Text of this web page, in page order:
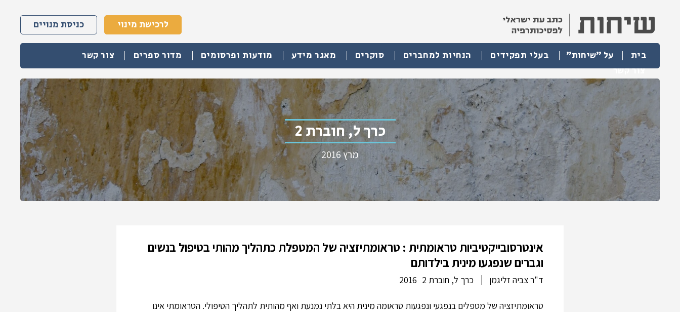
לרכישת מינוי כניסת מנויים
בית על "שיחות" בעלי תפקידים הנחיות למחברים סוקרים מאגר מידע מודעות ופרסומים מדור ספרים
צור קשר
צור קשר
כרך ל, חוברת 2
מרץ 2016
אינטרסובייקטיביות טראומתית : טראומתיזציה של המטפלת כתהליך מהותי בטיפול בנשים
וגברים שנפגעו מינית בילדותם
ד"ר צביה זליגמן כרך ל, חוברת 2 2016
טראומתיזציה של מטפלים בנפגעי ונפגעות טראומה מינית היא בלתי נמנעת ואף מהותית לתהליך הטיפולי. הטראומתי אינו